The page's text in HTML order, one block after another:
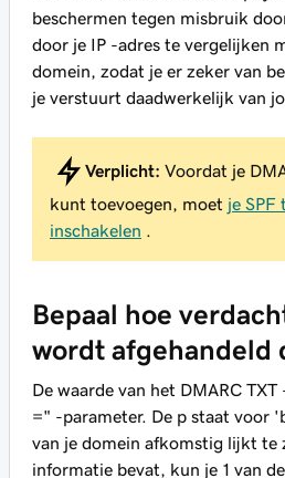
beschermen tegen misbruik
door je IP -adres te vergelijken
domein, zodat je er zeker van
je verstuurt daadwerkelijk van
Verplicht: Voordat je
kunt toevoegen, moet je SPF
inschakelen
Bepaal hoe
wordt afgehandeld
De waarde van het DMARC
=" -parameter. De p staat voor
van je domein afkomstig lijkt te
informatie bevat, kun je 1 van